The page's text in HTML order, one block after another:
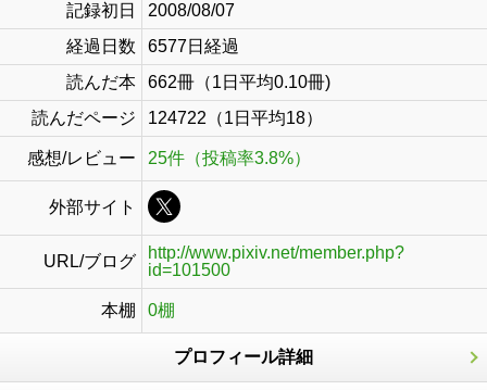
記録初日
2008/08/07
経過日数
6577日経過
読んだ本
662冊（1日平均0.10冊)
読んだページ
124722（1日平均18）
感想/レビュー 25件（投稿率3.8%）
外部サイト
URL/ブログ
http://www.pixiv.net/member.php?
id=101500
本棚 0棚
プロフィール詳細